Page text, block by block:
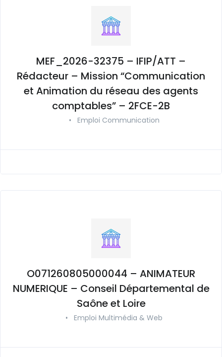
MEF_2026-32375 – IFIP/ATT –
Rédacteur – Mission “Communication
et Animation du réseau des agents
comptables” – 2FCE-2B
• Emploi Communication
O071260805000044 – ANIMATEUR
NUMERIQUE – Conseil Départemental de
Saône et Loire
• Emploi Multimédia & Web